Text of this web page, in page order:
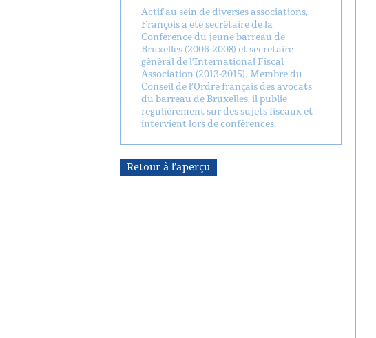
Actif au sein de diverses associations,
François a été secrétaire de la
Conférence du jeune barreau de
Bruxelles (2006-2008) et secrétaire
général de l’International Fiscal
Association (2013-2015). Membre du
Conseil de l’Ordre français des avocats
du barreau de Bruxelles, il publie
régulièrement sur des sujets fiscaux et
intervient lors de conférences.
Retour à l’aperçu